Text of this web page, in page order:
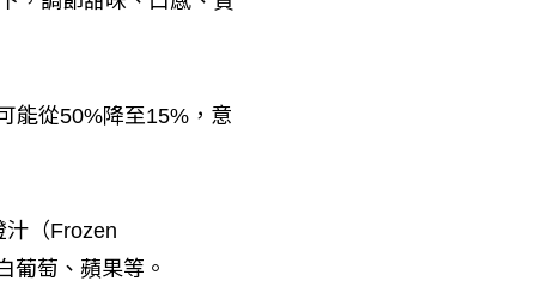
能從50%降至15%，意
（Frozen
葡萄、蘋果等。